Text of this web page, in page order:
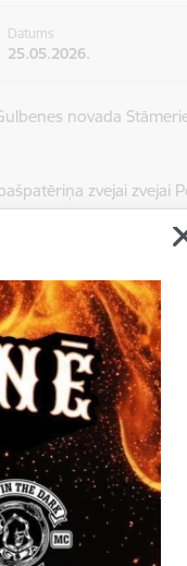
Datums
25.05.2026.
novada
zvejai zvejai
ēkā Ābeļu
Gulbenes novada
dienas Gulbenes
Gulbenes novada
dalībai izsolē